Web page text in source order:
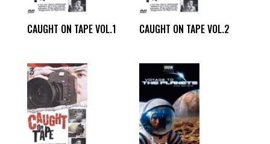
CAUGHT ON TAPE VOL.1 CAUGHT ON TAPE VOL.2